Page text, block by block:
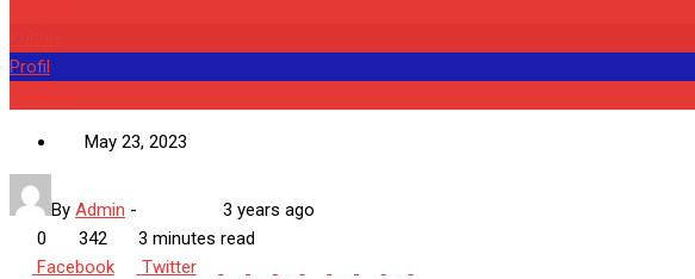
Profil
May 23, 2023
By Admin -
3 years ago
0
342
3 minutes read
Facebook
Twitter